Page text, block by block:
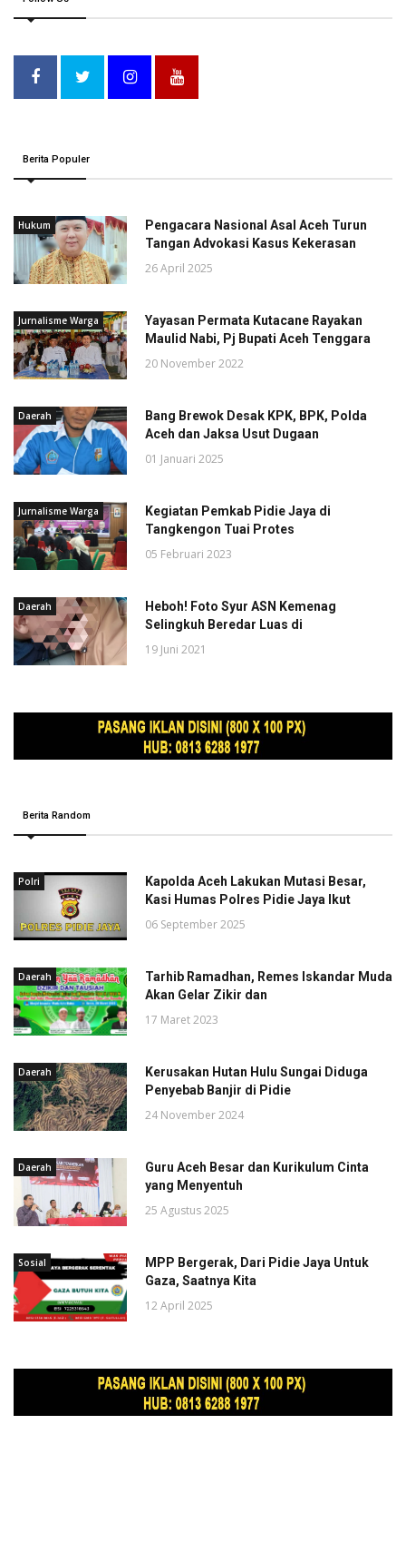
Berita Populer
Hukum
Pengacara Nasional Asal Aceh Turun
Tangan Advokasi Kasus Kekerasan
26 April 2025
Jurnalisme Warga
Yayasan Permata Kutacane Rayakan
Maulid Nabi, Pj Bupati Aceh Tenggara
20 November 2022
Daerah
Bang Brewok Desak KPK, BPK, Polda
Aceh dan Jaksa Usut Dugaan
01 Januari 2025
Jurnalisme Warga
Kegiatan Pemkab Pidie Jaya di
Tangkengon Tuai Protes
05 Februari 2023
Daerah
Heboh! Foto Syur ASN Kemenag
Selingkuh Beredar Luas di
19 Juni 2021
Berita Random
Polri
Kapolda Aceh Lakukan Mutasi Besar,
Kasi Humas Polres Pidie Jaya Ikut
06 September 2025
Daerah
Tarhib Ramadhan, Remes Iskandar Muda
Akan Gelar Zikir dan
17 Maret 2023
Daerah
Kerusakan Hutan Hulu Sungai Diduga
Penyebab Banjir di Pidie
24 November 2024
Daerah
Guru Aceh Besar dan Kurikulum Cinta
yang Menyentuh
25 Agustus 2025
Sosial
MPP Bergerak, Dari Pidie Jaya Untuk
Gaza, Saatnya Kita
12 April 2025